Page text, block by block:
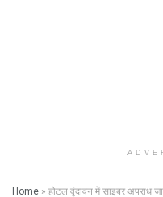
Home » होटल वृंदावन में साइबर अपराध